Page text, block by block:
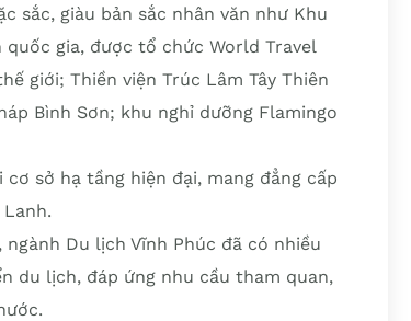
sắc, giàu bản sắc nhân văn như Khu
gia, được tổ chức World Travel
giới; Thiền viện Trúc Lâm Tây Thiên
Bình Sơn; khu nghỉ dưỡng Flamingo
sở hạ tầng hiện đại, mang đẳng cấp
Du lịch Vĩnh Phúc đã có nhiều
du lịch, đáp ứng nhu cầu tham quan,